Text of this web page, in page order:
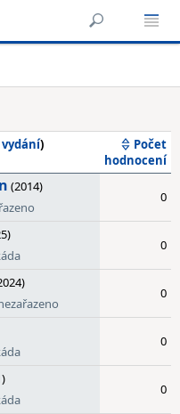
vydání)
Počet
hodnocení
(2014)
0
0
0
0
0